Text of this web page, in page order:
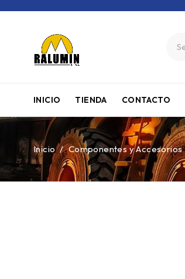
INICIO TIENDA CONTACTO
Inicio / Componentes y Accesorios